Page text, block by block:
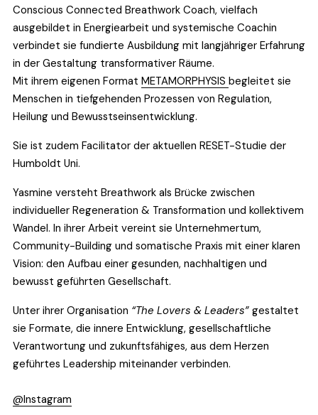
Conscious Connected Breathwork Coach, vielfach
ausgebildet in Energiearbeit und systemische Coachin
verbindet sie fundierte Ausbildung mit langjähriger Erfahrung
in der Gestaltung transformativer Räume.
Mit ihrem eigenen Format METAMORPHYSIS begleitet sie
Menschen in tiefgehenden Prozessen von Regulation,
Heilung und Bewusstseinsentwicklung.
Sie ist zudem Facilitator der aktuellen RESET-Studie der
Humboldt Uni.
Yasmine versteht Breathwork als Brücke zwischen
individueller Regeneration & Transformation und kollektivem
Wandel. In ihrer Arbeit vereint sie Unternehmertum,
Community-Building und somatische Praxis mit einer klaren
Vision: den Aufbau einer gesunden, nachhaltigen und
bewusst geführten Gesellschaft.
Unter ihrer Organisation “The Lovers & Leaders” gestaltet
sie Formate, die innere Entwicklung, gesellschaftliche
Verantwortung und zukunftsfähiges, aus dem Herzen
geführtes Leadership miteinander verbinden.
@Instagram